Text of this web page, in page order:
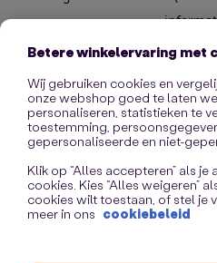
Betere winkelervaring met
Wij gebruiken cookies en
onze webshop goed te laten
personaliseren, statistieken te
toestemming,
gepersonaliseerde en niet-
Klik op “Alles accepteren” als
cookies. Kies “Alles weigeren”
cookies wilt toestaan, of stel je
meer in ons cookiebeleid